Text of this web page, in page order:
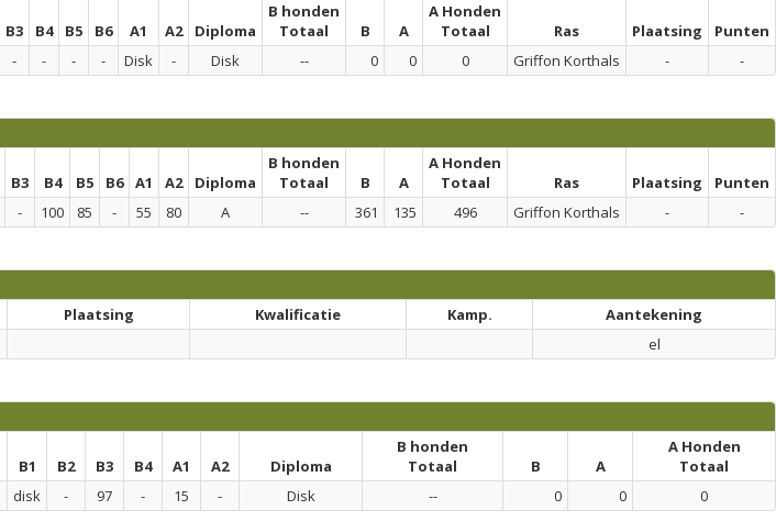
B3 B4 B5 B6 A1 A2 Diploma
B honden
Totaal
B A
A Honden
Totaal
Ras Plaatsing
Punten
- - - - Disk - Disk -- 0 0 0 Griffon Korthals - -
B3 B4 B5 B6 A1 A2 Diploma
B honden
Totaal
B A
A Honden
Totaal
Ras Plaatsing
Punten
- 100 85 - 55 80 A -- 361 135 496 Griffon Korthals - -
Plaatsing Kwalificatie Kamp.
Aantekening
el
B1 B2 B3 B4 A1 A2 Diploma
B honden
Totaal
B A
A Honden
Totaal
disk - 97 - 15 - Disk -- 0 0 0